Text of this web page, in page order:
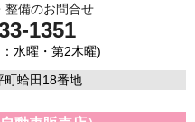
整備のお問合せ
1351
水曜・第2木曜)
町蛤田18番地